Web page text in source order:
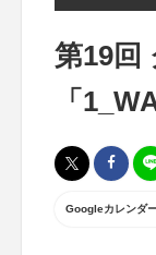
第19回
「
Googleカレンダ